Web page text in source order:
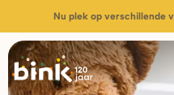
Nu plek op verschillende